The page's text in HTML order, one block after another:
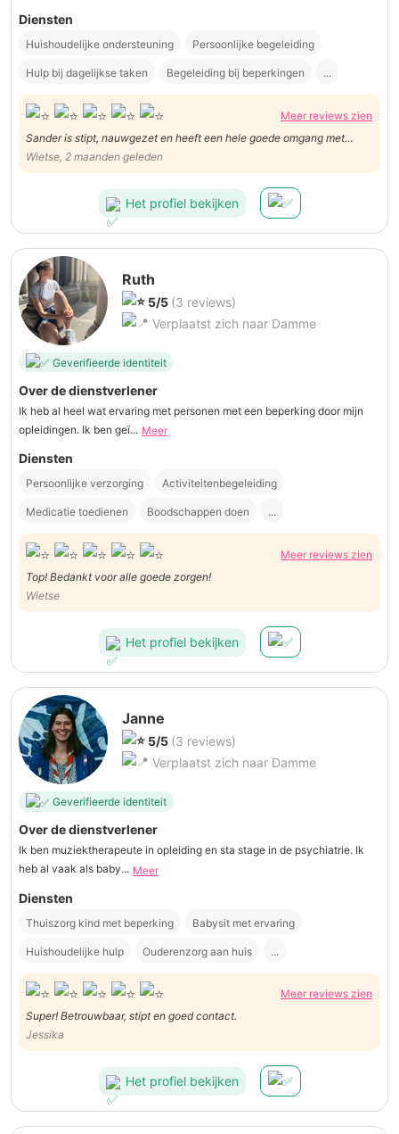
Diensten
Huishoudelijke ondersteuning Persoonlijke begeleiding
Hulp bij dagelijkse taken Begeleiding bij beperkingen ...
Meer reviews zien
Sander is stipt, nauwgezet en heeft een hele goede omgang met
Wietse. Heel betrouwbaar!
Wietse, 2 maanden geleden
Het profiel bekijken
Ruth
5/5 (3 reviews)
Verplaatst zich naar Damme
Geverifieerde identiteit
Over de dienstverlener
Ik heb al heel wat ervaring met personen met een beperking door mijn
opleidingen. Ik ben geï... Meer
Diensten
Persoonlijke verzorging Activiteitenbegeleiding
Medicatie toedienen Boodschappen doen ...
Meer reviews zien
Top! Bedankt voor alle goede zorgen!
Wietse
Het profiel bekijken
Janne
5/5 (3 reviews)
Verplaatst zich naar Damme
Geverifieerde identiteit
Over de dienstverlener
Ik ben muziektherapeute in opleiding en sta stage in de psychiatrie. Ik
heb al vaak als baby... Meer
Diensten
Thuiszorg kind met beperking Babysit met ervaring
Huishoudelijke hulp Ouderenzorg aan huis ...
Meer reviews zien
Super! Betrouwbaar, stipt en goed contact.
Jessika
Het profiel bekijken